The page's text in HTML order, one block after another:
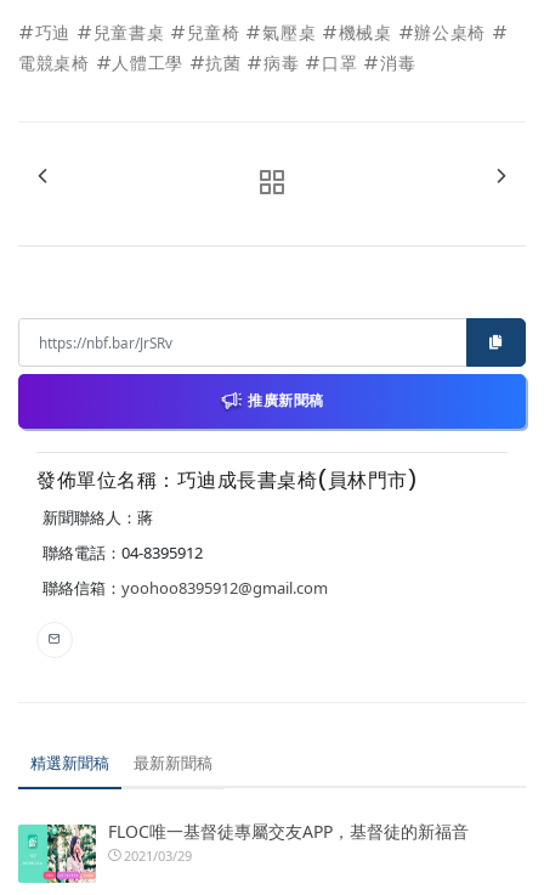
#巧迪 #兒童書桌 #兒童椅 #氣壓桌 #機械桌 #辦公桌椅 #
電競桌椅 #人體工學 #抗菌 #病毒 #口罩 #消毒
推廣新聞稿
發佈單位名稱：巧迪成長書桌椅(員林門市)
新聞聯絡人：蔣
聯絡電話：04-8395912
聯絡信箱： yoohoo8395912@gmail.com
精選新聞稿 最新新聞稿
FLOC唯一基督徒專屬交友APP，基督徒的新福音
2021/03/29